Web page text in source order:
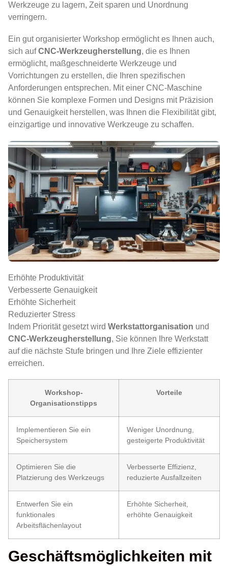
Werkzeuge zu lagern, Zeit sparen und Unordnung
verringern.
Ein gut organisierter Workshop ermöglicht es Ihnen auch,
sich aufCNC-Werkzeugherstellung, die es Ihnen
ermöglicht, maßgeschneiderte Werkzeuge und
Vorrichtungen zu erstellen, die Ihren spezifischen
Anforderungen entsprechen. Mit einer CNC-Maschine
können Sie komplexe Formen und Designs mit Präzision
und Genauigkeit herstellen, was Ihnen die Flexibilität gibt,
einzigartige und innovative Werkzeuge zu schaffen.
Erhöhte Produktivität
Verbesserte Genauigkeit
Erhöhte Sicherheit
Reduzierter Stress
Indem Priorität gesetzt wird Werkstattorganisation und
CNC-Werkzeugherstellung, Sie können Ihre Werkstatt
auf die nächste Stufe bringen und Ihre Ziele effizienter
erreichen.
Workshop-
Organisationstipps
Vorteile
Implementieren Sie ein
Speichersystem
Weniger Unordnung,
gesteigerte Produktivität
Optimieren Sie die
Platzierung des Werkzeugs
Verbesserte Effizienz,
reduzierte Ausfallzeiten
Entwerfen Sie ein
funktionales
Arbeitsflächenlayout
Erhöhte Sicherheit,
erhöhte Genauigkeit
Geschäftsmöglichkeiten mit